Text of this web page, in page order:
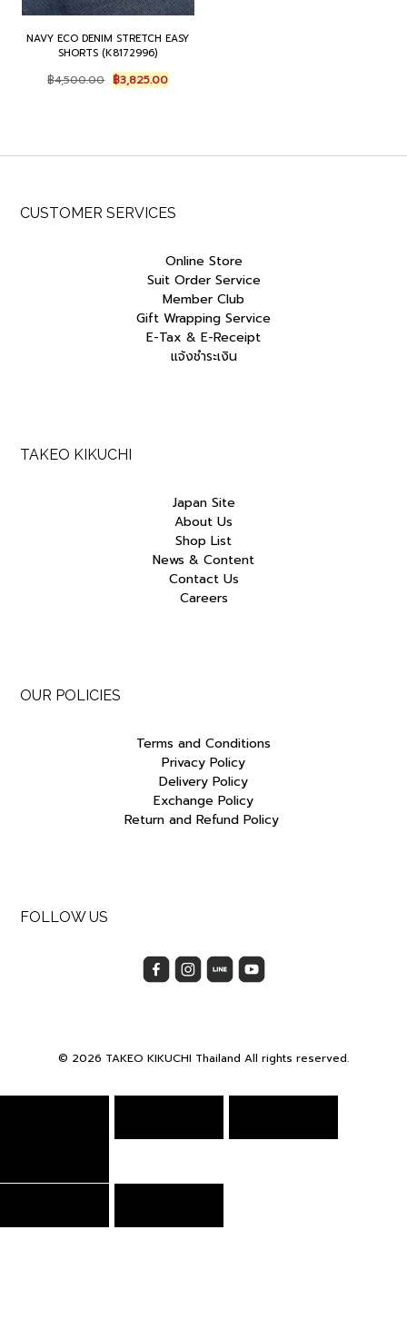
NAVY ECO DENIM STRETCH EASY
SHORTS (K8172996)
฿4,500.00 Original
price
฿3,825.00Current
price
CUSTOMER SERVICES
Online Store
Suit Order Service
Member Club
Gift Wrapping Service
E-Tax & E-Receipt
แจ้งชำระเงิน
TAKEO KIKUCHI
Japan Site
About Us
Shop List
News & Content
Contact Us
Careers
OUR POLICIES
Terms and Conditions
Privacy Policy
Delivery Policy
Exchange Policy
Return and Refund Policy
FOLLOW US
© 2026 TAKEO KIKUCHI Thailand All rights reserved.